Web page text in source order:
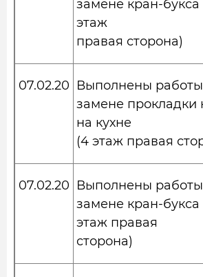
замене кран-букса
этаж
правая сторона)
07.02.20 Выполнены
замене прокладки
на кухне
(4 этаж правая
07.02.20 Выполнены
замене кран-
этаж правая
сторона)